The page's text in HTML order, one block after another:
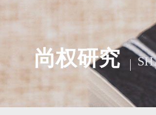
尚权研究